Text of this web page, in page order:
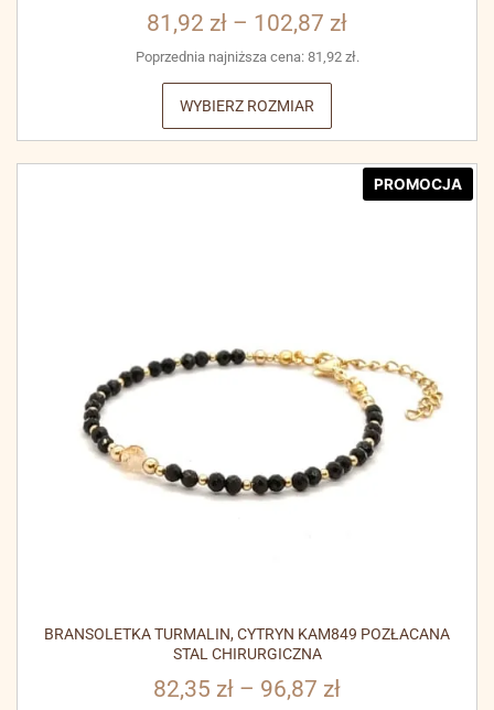
81,92 zł – 102,87 zł
Poprzednia najniższa cena: 81,92 zł.
WYBIERZ ROZMIAR
PROMOCJA
BRANSOLETKA TURMALIN, CYTRYN KAM849 POZŁACANA
STAL CHIRURGICZNA
82,35 zł – 96,87 zł